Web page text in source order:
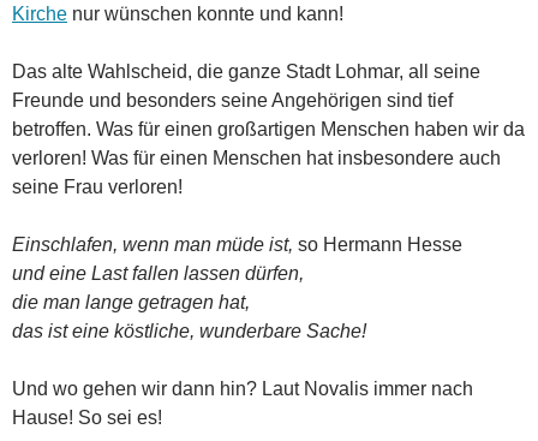
Kirche nur wünschen konnte und kann!
Das alte Wahlscheid, die ganze Stadt Lohmar, all seine
Freunde und besonders seine Angehörigen sind tief
betroffen. Was für einen großartigen Menschen haben wir da
verloren! Was für einen Menschen hat insbesondere auch
seine Frau verloren!
Einschlafen, wenn man müde ist, so Hermann Hesse
und eine Last fallen lassen dürfen,
die man lange getragen hat,
das ist eine köstliche, wunderbare Sache!
Und wo gehen wir dann hin? Laut Novalis immer nach
Hause! So sei es!